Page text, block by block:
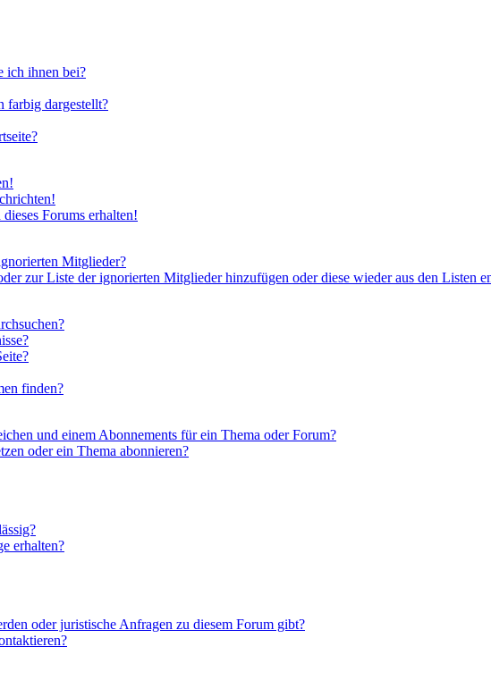
ich ihnen bei?
farbig dargestellt?
Forums erhalten!
Mitglieder?
zur Liste der ignorierten Mitglieder hinzufügen oder diese wieder aus den Listen
finden?
und einem Abonnements für ein Thema oder Forum?
oder ein Thema abonnieren?
erhalten?
oder juristische Anfragen zu diesem Forum gibt?